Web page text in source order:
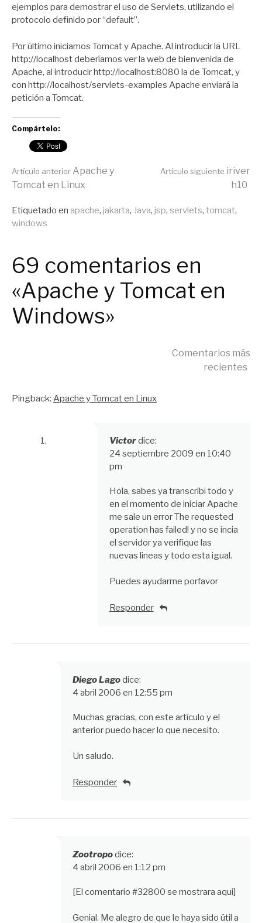
ejemplos para demostrar el uso de Servlets, utilizando el
protocolo definido por “default”.
Por último iniciamos Tomcat y Apache. Al introducir la URL
http://localhost deberíamos ver la web de bienvenida de
Apache, al introducir http://localhost:8080 la de Tomcat, y
con http://localhost/servlets-examples Apache enviará la
petición a Tomcat.
Compártelo:
Seguir
leyendo
Artículo anterior Apache y
Tomcat en Linux
Artículo siguiente iriver
h10
Publicado
en
Etiquetado en apache, jakarta, Java, jsp, servlets, tomcat,
windows
69 comentarios en
«Apache y Tomcat en
Windows»
Navegación
de
comentarios
Comentarios más
recientes
Pingback: Apache y Tomcat en Linux
Victordice:
24 septiembre 2009 en 10:40
pm
Hola, sabes ya transcribi todo y
en el momento de iniciar Apache
me sale un error The requested
operation has failed! y no se incia
el servidor ya verifique las
nuevas lineas y todo esta igual.
Puedes ayudarme porfavor
Responder
Diego Lagodice:
4 abril 2006 en 12:55 pm
Muchas gracias, con este artículo y el
anterior puedo hacer lo que necesito.
Un saludo.
Responder
Zootropodice:
4 abril 2006 en 1:12 pm
[El comentario #32800 se mostrara aqui]
Genial. Me alegro de que le haya sido útil a